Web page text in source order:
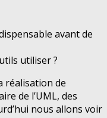
avant de
utiliser ?
réalisation de
de l’UML, des
nous allons voir